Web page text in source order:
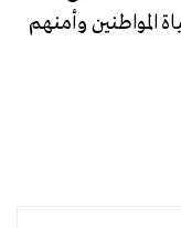
المواطنين وأمنهم